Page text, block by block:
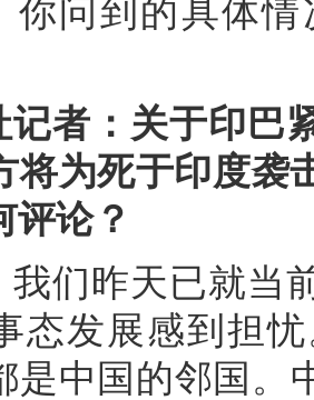
你问到的具体
记者：关于印巴
将为死于印度袭
评论？
我们昨天已就当
态发展感到担
是中国的邻国。